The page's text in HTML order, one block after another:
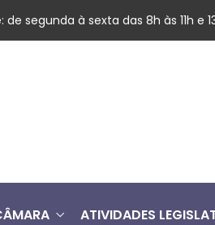
de segunda à sexta das 8h às 11h e
ATIVIDADES